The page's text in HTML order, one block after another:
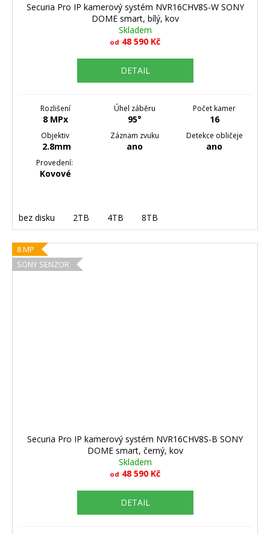
Securia Pro IP kamerový systém NVR16CHV8S-W SONY
DOME smart, bílý, kov
Skladem
od 48 590 Kč
DETAIL
Rozlišení
8 MPx
Úhel záběru
95°
Počet kamer
16
Objektiv
2.8mm
Záznam zvuku
ano
Detekce obličeje
ano
Provedení:
Kovové
bez disku 2TB 4TB 8TB
8 MP
SONY SENZOR
Securia Pro IP kamerový systém NVR16CHV8S-B SONY
DOME smart, černý, kov
Skladem
od 48 590 Kč
DETAIL